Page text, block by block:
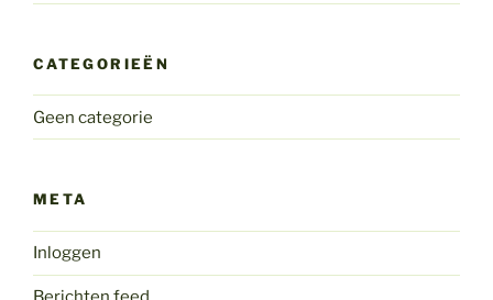
CATEGORIEËN
Geen categorie
META
Inloggen